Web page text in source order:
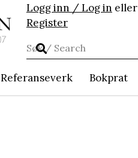
Logg inn / Log in eller
Register
Referanseverk Bokprat